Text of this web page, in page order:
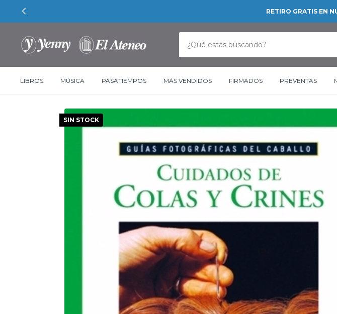
RETIRO GRATIS EN
LIBROS MÚSICA PASATIEMPOS MÁS VENDIDOS FIRMADOS PREVENTAS
SIN STOCK